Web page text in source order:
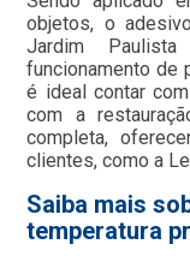
objetos, o
Jardim
funcionamento de
é ideal contar
com a
completa,
clientes, como a
Saiba mais
temperatura